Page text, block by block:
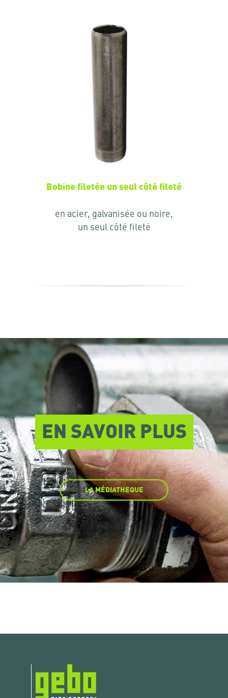
Bobine filetée un seul côté fileté
en acier, galvanisée ou noire,
un seul côté fileté
EN SAVOIR PLUS
LA MÉDIATHEQUE